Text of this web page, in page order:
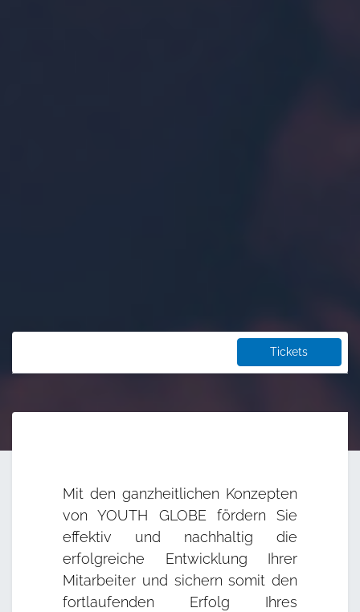
Tickets
Mit den ganzheitlichen Konzepten
von YOUTH GLOBE fördern Sie
effektiv und nachhaltig die
erfolgreiche Entwicklung Ihrer
Mitarbeiter und sichern somit den
fortlaufenden Erfolg Ihres